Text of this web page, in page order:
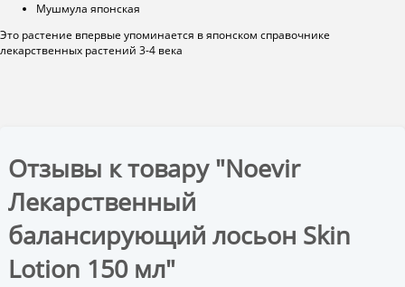
Мушмула японская
Это растение впервые упоминается в японском справочнике
лекарственных растений 3-4 века
Отзывы к товару "Noevir
Лекарственный
балансирующий лосьон Skin
Lotion 150 мл"